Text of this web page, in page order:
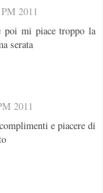
2011
poi mi piace troppo la
serata
2011
e piacere di